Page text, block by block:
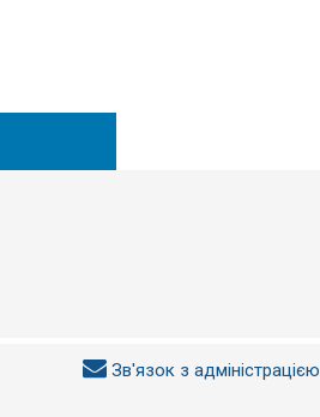
Зв'язок з адміністрацією